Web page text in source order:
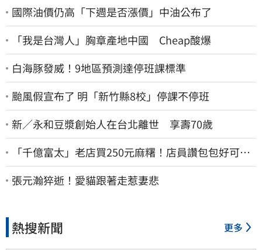
國際油價仍高「下週是否漲價」中油公布了
「我是台灣人」胸章產地中國 Cheap酸爆
白海豚發威！9地區預測達停班課標準
颱風假宣布了 明「新竹縣8校」停課不停班
新／永和豆漿創始人在台北離世 享壽70歲
「千億富太」老店買250元麻糬！店員讚包包好可
愛 笑回：我自己做的
張元瀚猝逝！愛貓跟著走惹妻悲
熱搜新聞 更多